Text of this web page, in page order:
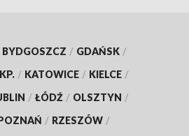
BYDGOSZCZ / GDAŃSK /
/ KATOWICE / KIELCE /
/ ŁÓDŹ / OLSZTYN /
/ RZESZÓW /